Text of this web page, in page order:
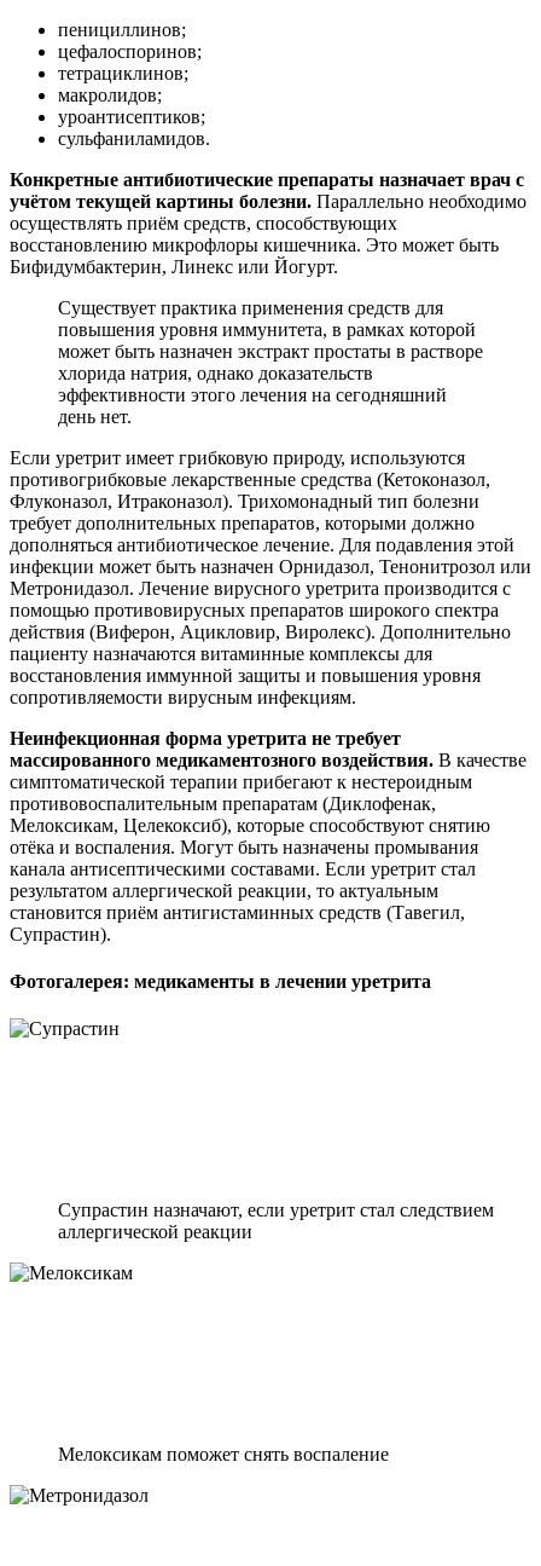
пенициллинов;
цефалоспоринов;
тетрациклинов;
макролидов;
уроантисептиков;
сульфаниламидов.
Конкретные антибиотические препараты назначает врач с
учётом текущей картины болезни. Параллельно необходимо
осуществлять приём средств, способствующих
восстановлению микрофлоры кишечника. Это может быть
Бифидумбактерин, Линекс или Йогурт.
Существует практика применения средств для
повышения уровня иммунитета, в рамках которой
может быть назначен экстракт простаты в растворе
хлорида натрия, однако доказательств
эффективности этого лечения на сегодняшний
день нет.
Если уретрит имеет грибковую природу, используются
противогрибковые лекарственные средства (Кетоконазол,
Флуконазол, Итраконазол). Трихомонадный тип болезни
требует дополнительных препаратов, которыми должно
дополняться антибиотическое лечение. Для подавления этой
инфекции может быть назначен Орнидазол, Тенонитрозол или
Метронидазол. Лечение вирусного уретрита производится с
помощью противовирусных препаратов широкого спектра
действия (Виферон, Ацикловир, Виролекс). Дополнительно
пациенту назначаются витаминные комплексы для
восстановления иммунной защиты и повышения уровня
сопротивляемости вирусным инфекциям.
Неинфекционная форма уретрита не требует
массированного медикаментозного воздействия. В качестве
симптоматической терапии прибегают к нестероидным
противовоспалительным препаратам (Диклофенак,
Мелоксикам, Целекоксиб), которые способствуют снятию
отёка и воспаления. Могут быть назначены промывания
канала антисептическими составами. Если уретрит стал
результатом аллергической реакции, то актуальным
становится приём антигистаминных средств (Тавегил,
Супрастин).
Фотогалерея: медикаменты в лечении уретрита
Супрастин назначают, если уретрит стал следствием
аллергической реакции
Мелоксикам поможет снять воспаление